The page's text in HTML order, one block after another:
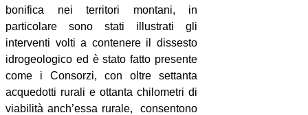
bonifica nei territori montani, in
particolare sono stati illustrati gli
interventi volti a contenere il dissesto
idrogeologico ed è stato fatto presente
come i Consorzi, con oltre settanta
acquedotti rurali e ottanta chilometri di
viabilità anch’essa rurale,
consentono